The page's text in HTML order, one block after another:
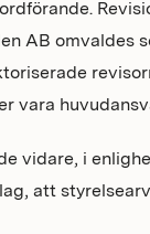
AB omvaldes
vara
vidare, i
att